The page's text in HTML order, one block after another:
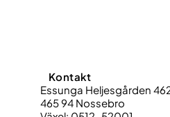
Kontakt
Essunga Heljesgården
465 94 Nossebro